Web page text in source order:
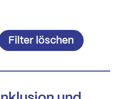
Filter löschen